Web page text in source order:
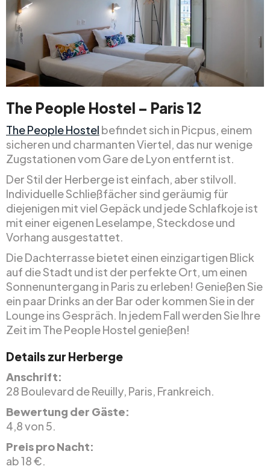
The People Hostel – Paris 12
The People Hostel befindet sich in Picpus, einem
sicheren und charmanten Viertel, das nur wenige
Zugstationen vom Gare de Lyon entfernt ist.
Der Stil der Herberge ist einfach, aber stilvoll.
Individuelle Schließfächer sind geräumig für
diejenigen mit viel Gepäck und jede Schlafkoje ist
mit einer eigenen Leselampe, Steckdose und
Vorhang ausgestattet.
Die Dachterrasse bietet einen einzigartigen Blick
auf die Stadt und ist der perfekte Ort, um einen
Sonnenuntergang in Paris zu erleben! Genießen Sie
ein paar Drinks an der Bar oder kommen Sie in der
Lounge ins Gespräch. In jedem Fall werden Sie Ihre
Zeit im The People Hostel genießen!
Details zur Herberge
Anschrift:
28 Boulevard de Reuilly, Paris, Frankreich.
Bewertung der Gäste:
4,8 von 5.
Preis pro Nacht:
ab 18 €.